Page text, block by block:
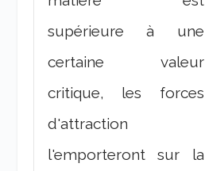
supérieure à une
certaine valeur
critique, les forces
d'attraction
l'emporteront sur la